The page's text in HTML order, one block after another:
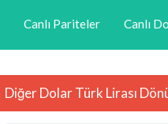
Canlı Pariteler Canlı
Diğer Dolar Türk Lirası